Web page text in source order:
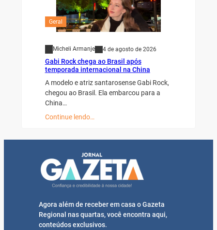
Geral
Micheli Armanje 4 de agosto de 2026
Gabi Rock chega ao Brasil após
temporada internacional na China
A modelo e atriz santarosense Gabi Rock,
chegou ao Brasil. Ela embarcou para a
China…
Continue lendo…
Agora além de receber em casa o Gazeta
Regional nas quartas, você encontra aqui,
conteúdos exclusivos.